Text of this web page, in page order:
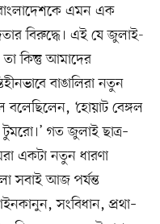
এমন এক
বিরুদ্ধে। এই যে জুলাই-
কিন্তু আমাদের
বাঙালিরা নতুন
‘হোয়াট বেঙ্গল
গত জুলাই ছাত্র–
একটা নতুন ধারণা
সবাই আজ পর্যন্ত
সংবিধান, প্রথা–